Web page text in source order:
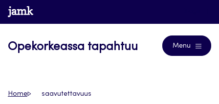
Siirry
suoraan
www.jamk.fi
Opekorkeassa tapahtuu Menu
Home saavutettavuus